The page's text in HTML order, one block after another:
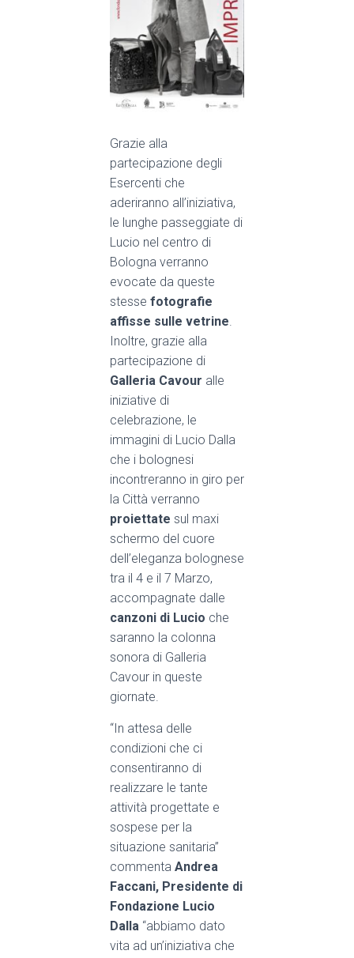
Grazie alla
partecipazione degli
Esercenti che
aderiranno all’iniziativa,
le lunghe passeggiate di
Lucio nel centro di
Bologna verranno
evocate da queste
stesse fotografie
affisse sulle vetrine.
Inoltre, grazie alla
partecipazione di
Galleria Cavour alle
iniziative di
celebrazione, le
immagini di Lucio Dalla
che i bolognesi
incontreranno in giro per
la Città verranno
proiettate sul maxi
schermo del cuore
dell’eleganza bolognese
tra il 4 e il 7 Marzo,
accompagnate dalle
canzoni di Lucio che
saranno la colonna
sonora di Galleria
Cavour in queste
giornate.
“In attesa delle
condizioni che ci
consentiranno di
realizzare le tante
attività progettate e
sospese per la
situazione sanitaria”
commenta Andrea
Faccani, Presidente di
Fondazione Lucio
Dalla “abbiamo dato
vita ad un’iniziativa che